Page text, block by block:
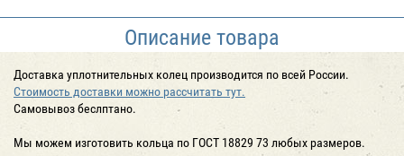
Описание товара
Доставка уплотнительных колец производится по всей России.
Cтоимость доставки можно рассчитать тут.
Cамовывоз беслптано.
Мы можем изготовить кольца по ГОСТ 18829 73 любых размеров.